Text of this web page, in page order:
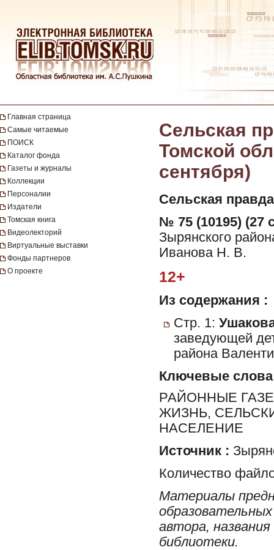
Главная страница
Самые читаемые
ПОИСК
Каталог фонда
Газеты и журналы
Коллекции
Персоналии
Издатели
Томская книга
Видеолекторий
Виртуальные выставки
Фонды партнеров
О проекте
Сельская
Томской
сентября)
Сельская
№ 75 (10195) (27
Зырянского
Иванова Н. В.
12+
Из содержания :
Стр. 1:
заведующей
района
Ключевые слова
РАЙОННЫЕ
ЖИЗНЬ,
НАСЕЛЕНИЕ
Источник :
Количество
Материалы
автора,
библиотеки.